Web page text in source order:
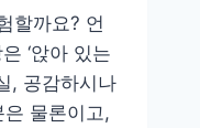
할까요? 언
‘앉아 있는
, 공감하시나
물론이고,